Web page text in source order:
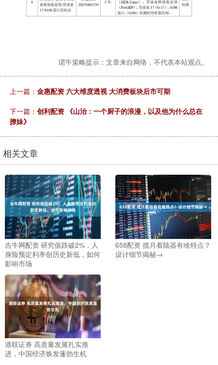
珺牛策略提示：文章来自网络，不代表本站观点。
上一篇： 金惠配资 六大维度透视 大消费板块后市可期
下一篇： 创利配资 《山治：一个厨子的浪漫，以及他为什么总在
撩妹》
相关文章
吉牛网配资 研究值跌破2%，人
身险预定利率创历史新低，如何
影响市场
658配资 揽月着陆器有啥特点？
设计细节揭秘→
港联证券 高质量发展扎实推
进，中国经济焕发蓬勃生机